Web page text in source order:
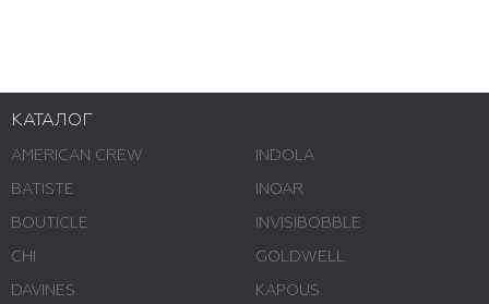
КАТАЛОГ
AMERICAN CREW
BATISTE
BOUTICLE
CHI
DAVINES
INDOLA
INOAR
INVISIBOBBLE
GOLDWELL
KAPOUS